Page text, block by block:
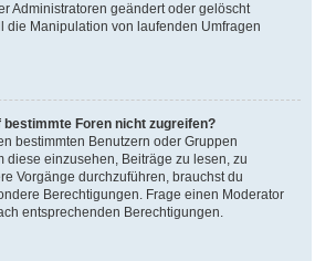
Administratoren geändert oder gelöscht
die Manipulation von laufenden Umfragen
bestimmte Foren nicht zugreifen?
bestimmten Benutzern oder Gruppen
diese einzusehen, Beiträge zu lesen, zu
Vorgänge durchzuführen, brauchst du
Berechtigungen. Frage einen Moderator
entsprechenden Berechtigungen.